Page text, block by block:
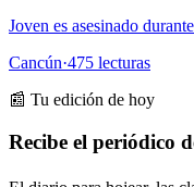
Joven es asesinado
Cancún·475 lecturas
📰 Tu edición de hoy
Recibe el periódico